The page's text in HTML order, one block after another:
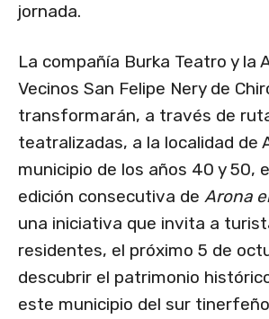
jornada.
La compañía Burka Teatro y la
Vecinos San Felipe Nery de
transformarán, a través de
teatralizadas, a la localidad de
municipio de los años 40 y 50,
edición consecutiva de Arona
una iniciativa que invita a
residentes, el próximo 5 de
descubrir el patrimonio
este municipio del sur